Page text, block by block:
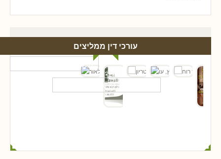
עורכי דין ממליצים